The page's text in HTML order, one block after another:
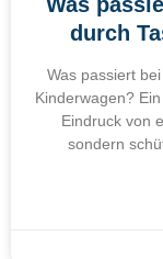
durch
Was passiert
Kinderwagen?
Eindruck von
sondern